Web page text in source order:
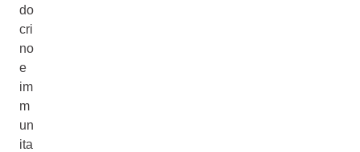
do
cri
no
e
im
m
un
ita